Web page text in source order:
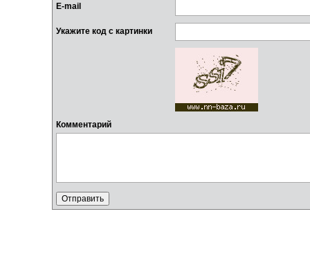
E-mail
Укажите код с картинки
Комментарий